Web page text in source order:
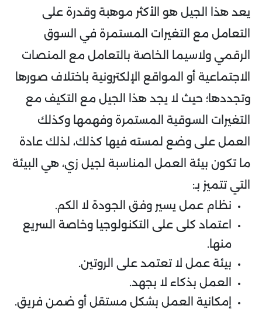
يعد هذا الجيل هو الأكثر موهبة وقدرة على
التعامل مع التغيرات المستمرة في السوق
الرقمي ولاسيما الخاصة بالتعامل مع المنصات
الاجتماعية أو المواقع الإلكترونية باختلاف صورها
وتجددها؛ حيث لا يجد هذا الجيل مع التكيف مع
التغيرات السوقية المستمرة وفهمها وكذلك
العمل على وضع لمسته فيها كذلك، لذلك عادة
ما تكون بيئة العمل المناسبة لجيل زي، هي البيئة
التي تتميز بـ:
نظام عمل يسير وفق الجودة لا الكم.
اعتماد كلى على التكنولوجيا وخاصة السريع
منها.
بيئة عمل لا تعتمد على الروتين.
العمل بذكاء لا بجهد.
إمكانية العمل بشكل مستقل أو ضمن فريق.